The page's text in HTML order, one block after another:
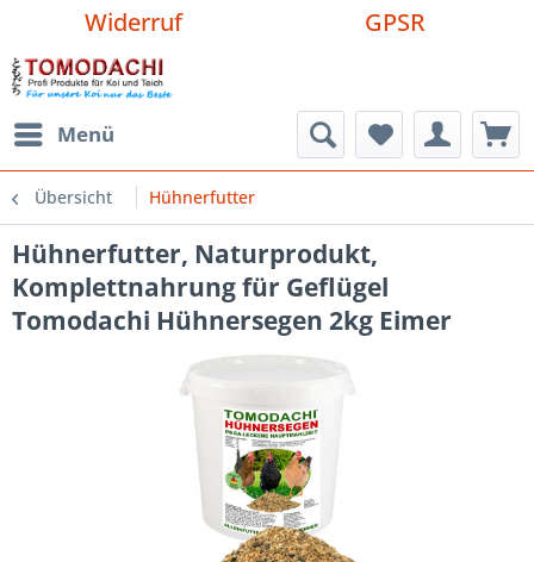
Widerruf GPSR
Menü
Übersicht Hühnerfutter
Hühnerfutter, Naturprodukt,
Komplettnahrung für Geflügel
Tomodachi Hühnersegen 2kg Eimer